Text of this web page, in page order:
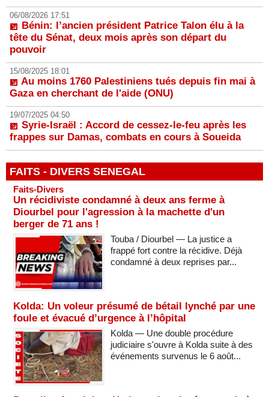
06/08/2026 17:51
Bénin: l’ancien président Patrice Talon élu à la
tête du Sénat, deux mois après son départ du
pouvoir
15/08/2025 18:01
Au moins 1760 Palestiniens tués depuis fin mai à
Gaza en cherchant de l'aide (ONU)
19/07/2025 04:50
Syrie-Israël : Accord de cessez-le-feu après les
frappes sur Damas, combats en cours à Soueida
FAITS - DIVERS SENEGAL
Faits-Divers
Un récidiviste condamné à deux ans ferme à
Diourbel pour l'agression à la machette d'un
berger de 71 ans !
Touba / Diourbel — La justice a
frappé fort contre la récidive. Déjà
condamné à deux reprises par...
Kolda: Un voleur présumé de bétail lynché par une
foule et évacué d’urgence à l’hôpital
Kolda — Une double procédure
judiciaire s'ouvre à Kolda suite à des
événements survenus le 6 août...